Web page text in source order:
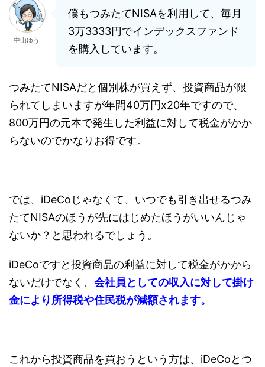
中山ゆう
僕もつみたてNISAを利用して、毎月
3万3333円でインデックスファンド
を購入しています。
つみたてNISAだと個別株が買えず、投資商品が限
られてしまいますが年間40万円x20年ですので、
800万円の元本で発生した利益に対して税金がかか
らないのでかなりお得です。
では、iDeCoじゃなくて、いつでも引き出せるつみ
たてNISAのほうが先にはじめたほうがいいんじゃ
ないか？と思われるでしょう。
iDeCoですと投資商品の利益に対して税金がかから
ないだけでなく、 会社員としての収入に対して掛け
金により所得税や住民税が減額されます。
これから投資商品を買おうという方は、iDeCoとつ